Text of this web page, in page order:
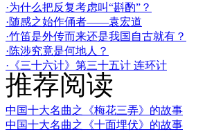
·为什么把反复考虑叫“斟酌”？
·随感之始作俑者——袁宏道
·竹笛是外传而来还是我国自古就有？
·陈涉究竟是何地人？
·《三十六计》第三十五计 连环计
推荐阅读
中国十大名曲之《梅花三弄》的故事
中国十大名曲之《十面埋伏》的故事